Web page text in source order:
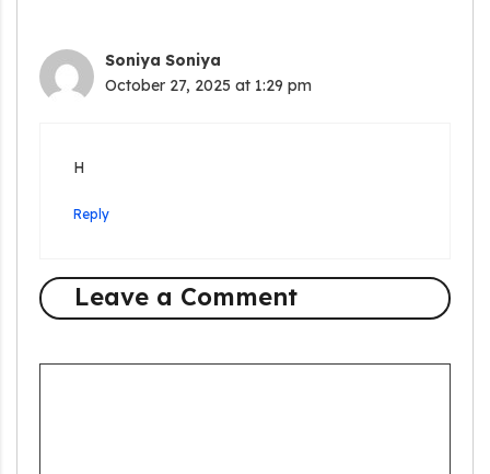
Soniya Soniya
October 27, 2025 at 1:29 pm
H
Reply
Leave a Comment